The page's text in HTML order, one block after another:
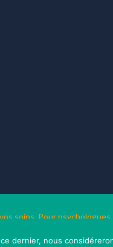
soins. Pour
dernier, nous